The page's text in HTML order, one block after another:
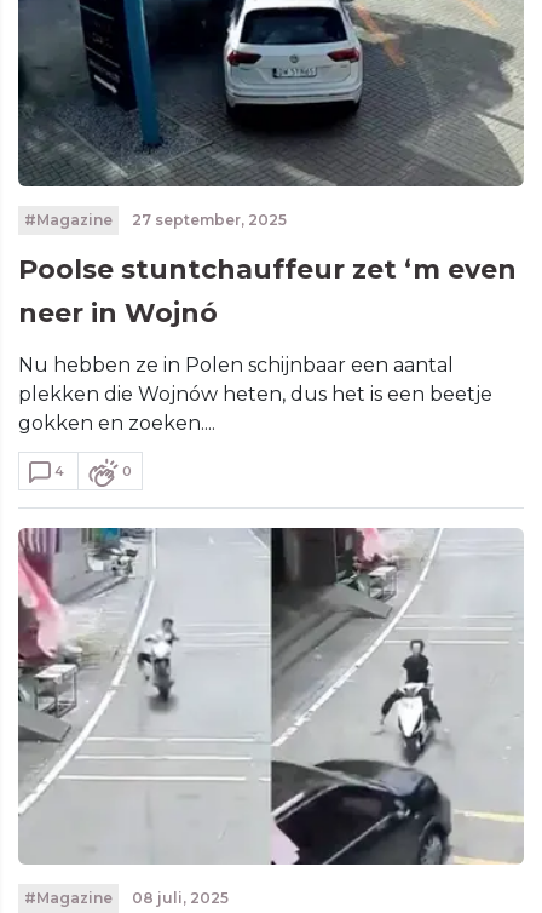
#Magazine 27 september, 2025
Poolse stuntchauffeur zet ‘m even
neer in Wojnó
Nu hebben ze in Polen schijnbaar een aantal
plekken die Wojnów heten, dus het is een beetje
gokken en zoeken....
4 0
#Magazine 08 juli, 2025